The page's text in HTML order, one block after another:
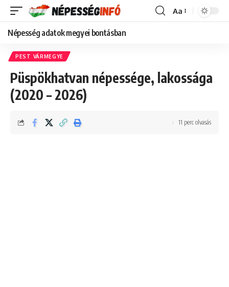
Font
Aa
Népesség adatok megyei bontásban
PEST VÁRMEGYE
Püspökhatvan népessége, lakossága
(2020 – 2026)
11 perc olvasás